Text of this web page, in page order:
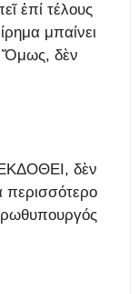
ἐπί τέλους
μπαίνει
Ὅμως, δὲν
δὲν
περισσότερο